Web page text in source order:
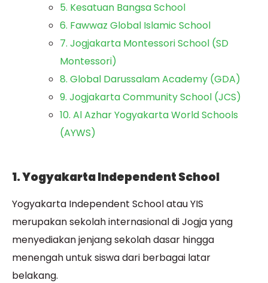
5. Kesatuan Bangsa School
6. Fawwaz Global Islamic School
7. Jogjakarta Montessori School (SD
Montessori)
8. Global Darussalam Academy (GDA)
9. Jogjakarta Community School (JCS)
10. Al Azhar Yogyakarta World Schools
(AYWS)
1. Yogyakarta Independent School
Yogyakarta Independent School atau YIS
merupakansekolah internasional di Jogjayang
menyediakan jenjang sekolah dasar hingga
menengah untuk siswa dari berbagai latar
belakang.